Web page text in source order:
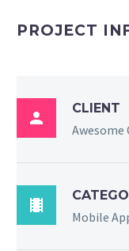
PROJECT

CLIENT
Awesome

Mobile